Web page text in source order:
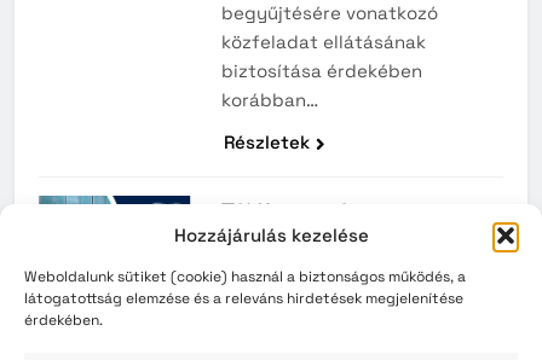
Hozzájárulás kezelése
Weboldalunk sütiket (cookie) használ a biztonságos működés, a
látogatottság elemzése és a releváns hirdetések megjelenítése
érdekében.
begyűjtésére vonatkozó
közfeladat ellátásának
biztosítása érdekében
korábban…
Részletek
TÁJÉKOZTATÓK
Tájékoztatás
mezőgazdasági
összeírásról